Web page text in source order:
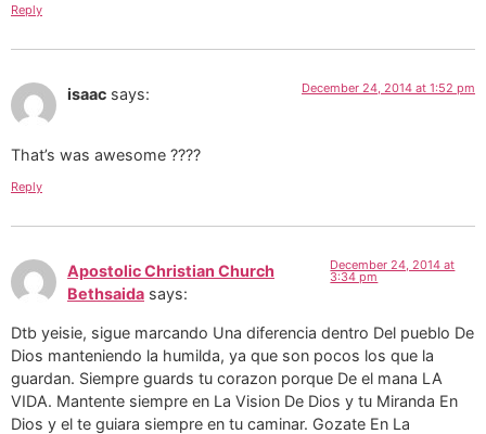
Reply
isaac says: December 24, 2014 at 1:52 pm
That’s was awesome ????
Reply
Apostolic Christian Church
Bethsaida says:
December 24, 2014 at
3:34 pm
Dtb yeisie, sigue marcando Una diferencia dentro Del pueblo De
Dios manteniendo la humilda, ya que son pocos los que la
guardan. Siempre guards tu corazon porque De el mana LA
VIDA. Mantente siempre en La Vision De Dios y tu Miranda En
Dios y el te guiara siempre en tu caminar. Gozate En La